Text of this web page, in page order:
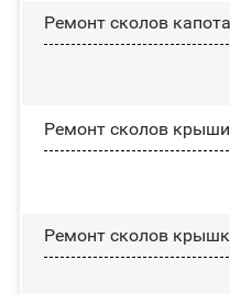
Ремонт сколов капота
Ремонт сколов
Ремонт сколов